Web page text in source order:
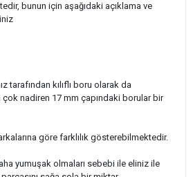
bunun için aşağıdaki açıklama ve
tarafından kılıflı boru olarak da
çok nadiren 17 mm çapındaki borular bir
göre farklılık gösterebilmektedir.
yumuşak olmaları sebebi ile eliniz ile